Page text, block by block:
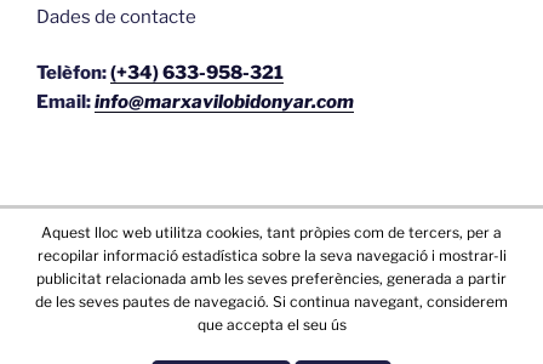
Dades de contacte
Telèfon:(+34) 633-958-321
Email:info@marxavilobidonyar.com
Aquest lloc web utilitza cookies, tant pròpies com de tercers, per a
recopilar informació estadística sobre la seva navegació i mostrar-li
publicitat relacionada amb les seves preferències, generada a partir
de les seves pautes de navegació. Si continua navegant, considerem
que accepta el seu ús